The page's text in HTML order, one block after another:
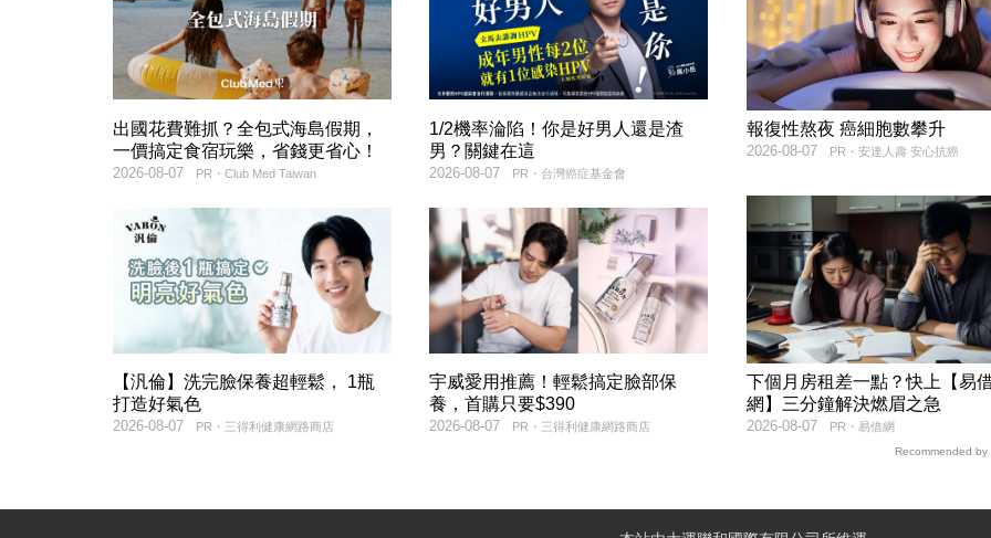
出國花費難抓？全包式海島假期，
一價搞定食宿玩樂，省錢更省心！
PR・Club Med Taiwan
2026-08-07
1/2機率淪陷！你是好男人還是渣
男？關鍵在這
PR・台灣癌症基金會
2026-08-07
報復性熬夜 癌細胞數攀升
PR・安達人壽 安心抗癌
2026-08-07
【汎倫】洗完臉保養超輕鬆， 1瓶
打造好氣色
PR・三得利健康網路商店
2026-08-07
宇威愛用推薦！輕鬆搞定臉部保
養，首購只要$390
PR・三得利健康網路商店
2026-08-07
下個月房租差一點？快上【易
網】三分鐘解決燃眉之急
PR・易借網
2026-08-07
Recommended by